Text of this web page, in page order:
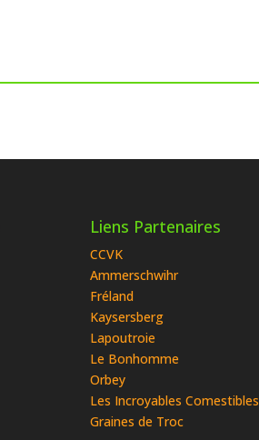
Liens Partenaires
CCVK
Ammerschwihr
Fréland
Kaysersberg
Lapoutroie
Le Bonhomme
Orbey
Les Incroyables Comestibles
Graines de Troc